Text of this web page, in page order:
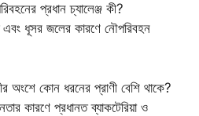
প্রধান চ্যালেঞ্জ কী?
ধূসর জলের কারণে নৌপরিবহন
অংশে কোন ধরনের প্রাণী বেশি থাকে?
কারণে প্রধানত ব্যাকটেরিয়া ও